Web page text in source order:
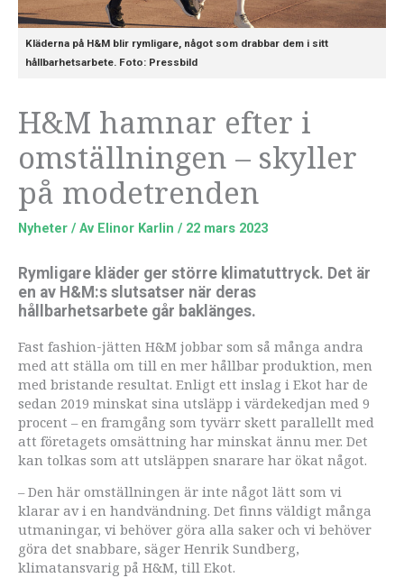
Kläderna på H&M blir rymligare, något som drabbar dem i sitt
hållbarhetsarbete. Foto: Pressbild
H&M hamnar efter i
omställningen – skyller
på modetrenden
Nyheter / Av Elinor Karlin / 22 mars 2023
Rymligare kläder ger större klimatuttryck. Det är
en av H&M:s slutsatser när deras
hållbarhetsarbete går baklänges.
Fast fashion-jätten H&M jobbar som så många andra
med att ställa om till en mer hållbar produktion, men
med bristande resultat. Enligt ett inslag i Ekot har de
sedan 2019 minskat sina utsläpp i värdekedjan med 9
procent – en framgång som tyvärr skett parallellt med
att företagets omsättning har minskat ännu mer. Det
kan tolkas som att utsläppen snarare har ökat något.
– Den här omställningen är inte något lätt som vi
klarar av i en handvändning. Det finns väldigt många
utmaningar, vi behöver göra alla saker och vi behöver
göra det snabbare, säger Henrik Sundberg,
klimatansvarig på H&M, till Ekot.